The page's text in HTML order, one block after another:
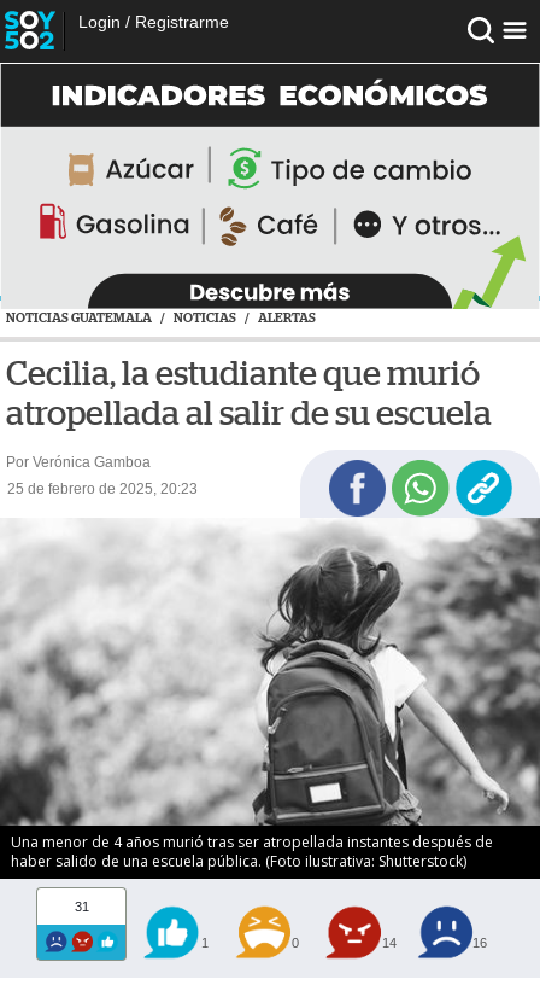
Login / Registrarme
NOTICIAS GUATEMALA / NOTICIAS / ALERTAS
Cecilia, la estudiante que murió
atropellada al salir de su escuela
Por Verónica Gamboa
25 de febrero de 2025, 20:23
Una menor de 4 años murió tras ser atropellada instantes después de
haber salido de una escuela pública. (Foto ilustrativa: Shutterstock)
31
1 0 14 16